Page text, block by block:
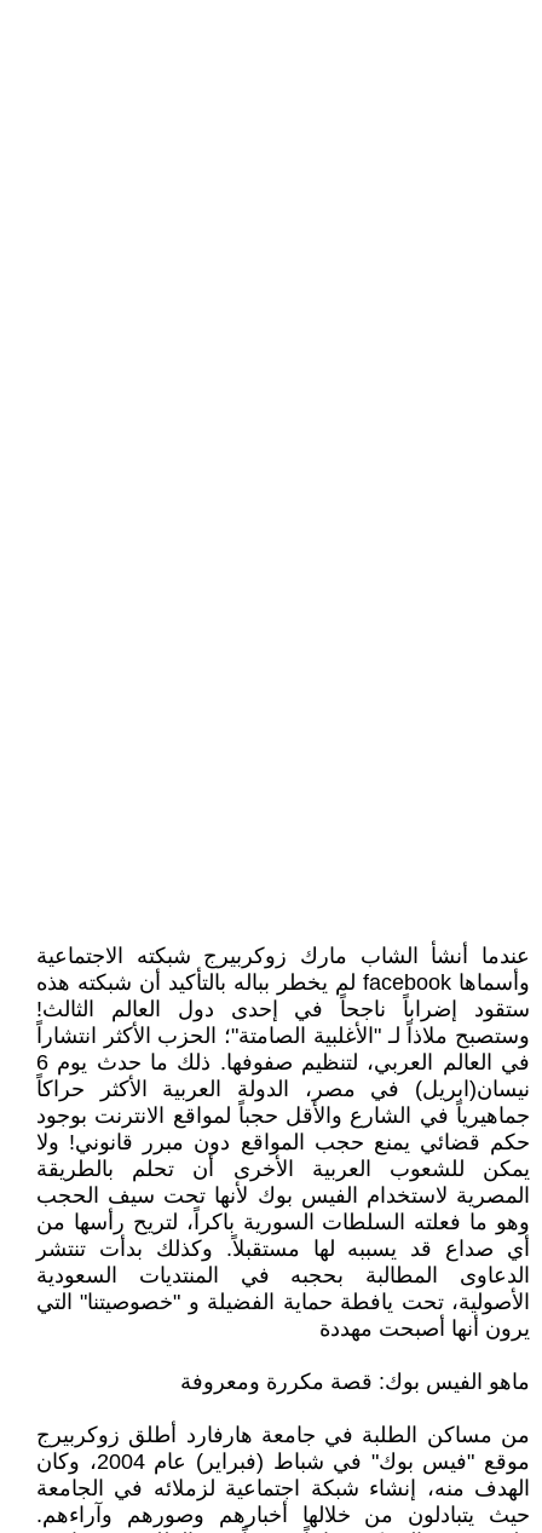
عندما أنشأ الشاب مارك زوكربيرج شبكته الاجتماعية
وأسماها facebook لم يخطر بباله بالتأكيد أن شبكته هذه
ستقود إضراباً ناجحاً في إحدى دول العالم الثالث!
وستصبح ملاذاً لـ "الأغلبية الصامتة"؛ الحزب الأكثر انتشاراً
في العالم العربي، لتنظيم صفوفها. ذلك ما حدث يوم 6
نيسان(ابريل) في مصر، الدولة العربية الأكثر حراكاً
جماهيرياً في الشارع والأقل حجباً لمواقع الانترنت بوجود
حكم قضائي يمنع حجب المواقع دون مبرر قانوني! ولا
يمكن للشعوب العربية الأخرى أن تحلم بالطريقة
المصرية لاستخدام الفيس بوك لأنها تحت سيف الحجب
وهو ما فعلته السلطات السورية باكراً، لتريح رأسها من
أي صداع قد يسببه لها مستقبلاً. وكذلك بدأت تنتشر
الدعاوى المطالبة بحجبه في المنتديات السعودية
الأصولية، تحت يافطة حماية الفضيلة و "خصوصيتنا" التي
يرون أنها أصبحت مهددة
ماهو الفيس بوك: قصة مكررة ومعروفة
من مساكن الطلبة في جامعة هارفارد أطلق زوكربيرج
موقع "فيس بوك" في شباط (فبراير) عام 2004، وكان
الهدف منه، إنشاء شبكة اجتماعية لزملائه في الجامعة
حيث يتبادلون من خلالها أخبارهم وصورهم وآراءهم.